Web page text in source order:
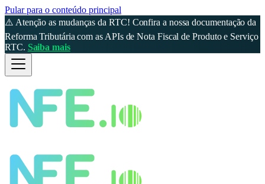
Pular para o conteúdo principal
⚠️ Atenção as mudanças da RTC! Confira a nossa documentação da
Reforma Tributária com as APIs de Nota Fiscal de Produto e Serviço
RTC. Saiba mais